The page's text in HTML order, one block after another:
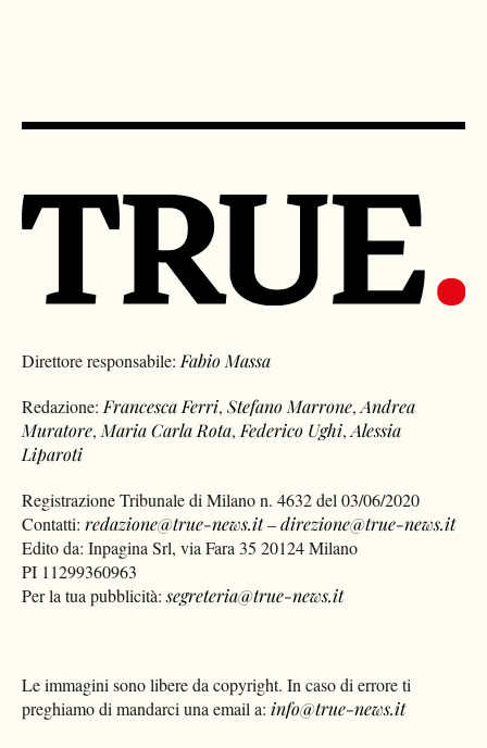
Direttore responsabile:Fabio Massa
Redazione:Francesca Ferri,Stefano Marrone,Andrea
Muratore,Maria Carla Rota,Federico Ughi,Alessia
Liparoti
Registrazione Tribunale di Milano n. 4632 del 03/06/2020
Contatti:redazione@true-news.it–direzione@true-news.it
Edito da: Inpagina Srl, via Fara 35 20124 Milano
PI 11299360963
Per la tua pubblicità:segreteria@true-news.it
Le immagini sono libere da copyright. In caso di errore ti
preghiamo di mandarci una email a: info@true-news.it